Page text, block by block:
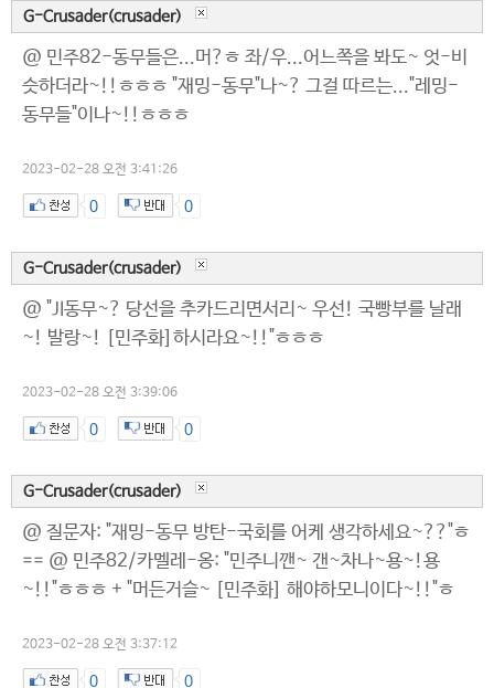
G-Crusader(crusader)
@ 민주82-동무들은...머?ㅎ 좌/우...어느쪽을 봐도~ 엇-비
슷하더라~!!ㅎㅎㅎ "재밍-동무"나~? 그걸 따르는..."레밍-
동무들"이나~!!ㅎㅎㅎ
2023-02-28 오전 3:41:26
0 0
G-Crusader(crusader)
@ "JI동무~? 당선을 추카드리면서리~ 우선! 국빵부를 날래
~! 발랑~! [민주화]하시라요~!!"ㅎㅎㅎ
2023-02-28 오전 3:39:06
0 0
G-Crusader(crusader)
@ 질문자: "재밍-동무 방탄-국회를 어케 생각하세요~??"ㅎ
== @ 민주82/카멜레-옹: "민주니깬~ 갠~차나~용~!용
~!!"ㅎㅎㅎ + "머든거슬~ [민주화] 해야하모니이다~!!"ㅎ
2023-02-28 오전 3:37:12
0 0